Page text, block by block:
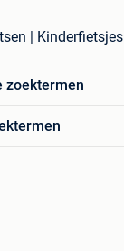
| Kinderfietsjes
zoektermen